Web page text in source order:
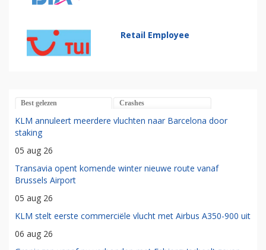
Retail Employee
Best gelezen Crashes
KLM annuleert meerdere vluchten naar Barcelona door
staking
05 aug 26
Transavia opent komende winter nieuwe route vanaf
Brussels Airport
05 aug 26
KLM stelt eerste commerciële vlucht met Airbus A350-900 uit
06 aug 26